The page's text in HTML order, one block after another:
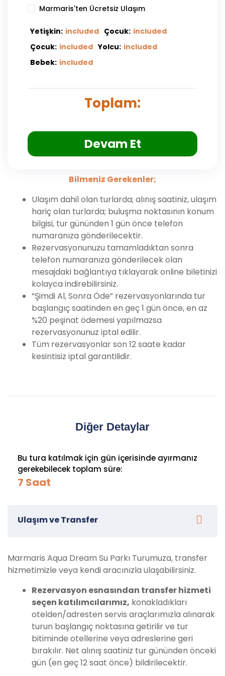
Marmaris'ten Ücretsiz Ulaşım
Yetişkin: included Çocuk: included
Çocuk: included Yolcu: included
Bebek: included
Toplam:
Devam Et
Bilmeniz Gerekenler;
Ulaşım dahil olan turlarda; alınış saatiniz, ulaşım
hariç olan turlarda; buluşma noktasının konum
bilgisi, tur gününden 1 gün önce telefon
numaranıza gönderilecektir.
Rezervasyonunuzu tamamladıktan sonra
telefon numaranıza gönderilecek olan
mesajdaki bağlantıya tıklayarak online biletinizi
kolayca indirebilirsiniz.
“Şimdi Al, Sonra Öde” rezervasyonlarında tur
başlangıç saatinden en geç 1 gün önce, en az
%20 peşinat ödemesi yapılmazsa
rezervasyonunuz iptal edilir.
Tüm rezervasyonlar son 12 saate kadar
kesintisiz iptal garantilidir.
Diğer Detaylar
Bu tura katılmak için gün içerisinde ayırmanız
gerekebilecek toplam süre:
7 Saat
Ulaşım ve Transfer
Marmaris Aqua Dream Su Parkı Turumuza, transfer
hizmetimizle veya kendi aracınızla ulaşabilirsiniz.
Rezervasyon esnasından transfer hizmeti
seçen katılımcılarımız, konakladıkları
otelden/adresten servis araçlarımızla alınarak
turun başlangıç noktasına getirilir ve tur
bitiminde otellerine veya adreslerine geri
bırakılır. Net alınış saatiniz tur gününden önceki
gün (en geç 12 saat önce) bildirilecektir.